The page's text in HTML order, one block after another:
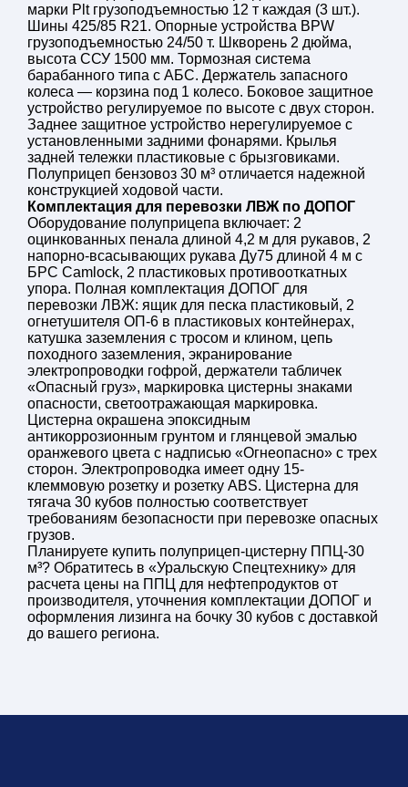
устройство
Заднее защитное
устройство
нерегулируемое, с
Крылья задней
тележки
пластиковые, с брызговиками
Оборудование полуприцепа-цистерны
Пеналы для рукавов
оцинкованные, 4,2 м, 2 шт.
Рукава напорно-
всасывающие
2 шт., Ду75, L=4 м с БРС
Противооткатные
упоры
пластиковые – 2 шт.
Оборудование для
перевозки ЛВЖ
(ДОПОГ)
ящик для песка пластиковый
огнетушители ОП-6 в
катушка заземления с
цепь походного заземления
экранирование
держатели табличек
маркировка цистерны
светоотражающая
марки Plt грузоподъемностью 12 т каждая (3 шт.).
Шины 425/85 R21. Опорные устройства BPW
грузоподъемностью 24/50 т. Шкворень 2 дюйма,
высота ССУ 1500 мм. Тормозная система
барабанного типа с АБС. Держатель запасного
колеса — корзина под 1 колесо. Боковое защитное
устройство регулируемое по высоте с двух сторон.
Заднее защитное устройство нерегулируемое с
установленными задними фонарями. Крылья
задней тележки пластиковые с брызговиками.
Полуприцеп бензовоз 30 м³ отличается надежной
конструкцией ходовой части.
Комплектация для перевозки ЛВЖ по ДОПОГ
Оборудование полуприцепа включает: 2
оцинкованных пенала длиной 4,2 м для рукавов, 2
напорно-всасывающих рукава Ду75 длиной 4 м с
БРС Camlock, 2 пластиковых противооткатных
упора. Полная комплектация ДОПОГ для
перевозки ЛВЖ: ящик для песка пластиковый, 2
огнетушителя ОП-6 в пластиковых контейнерах,
катушка заземления с тросом и клином, цепь
походного заземления, экранирование
электропроводки гофрой, держатели табличек
«Опасный груз», маркировка цистерны знаками
опасности, светоотражающая маркировка.
Цистерна окрашена эпоксидным
антикоррозионным грунтом и глянцевой эмалью
оранжевого цвета с надписью «Огнеопасно» с трех
сторон. Электропроводка имеет одну 15-
клеммовую розетку и розетку ABS. Цистерна для
тягача 30 кубов полностью соответствует
требованиям безопасности при перевозке опасных
грузов.
Планируете купить полуприцеп-цистерну ППЦ-30
м³? Обратитесь в «Уральскую Спецтехнику» для
расчета цены на ППЦ для нефтепродуктов от
производителя, уточнения комплектации ДОПОГ и
оформления лизинга на бочку 30 кубов с доставкой
до вашего региона.